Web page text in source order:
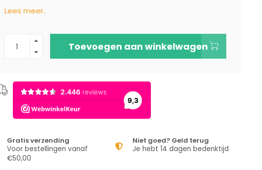
Lees meer..
Toevoegen aan winkelwagen
Gratis verzending
Voor bestellingen vanaf
€50,00
Niet goed? Geld terug
Je hebt 14 dagen bedenktijd